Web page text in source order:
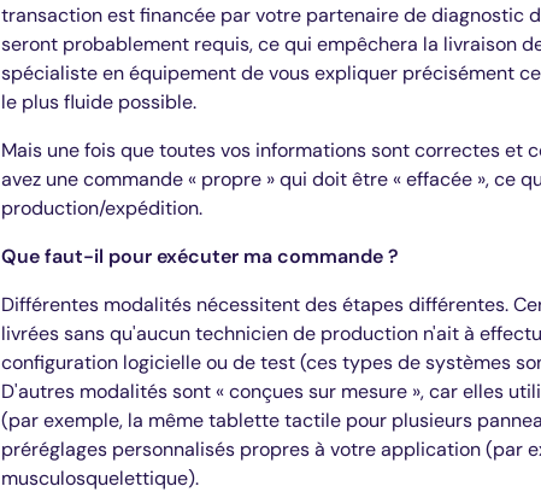
transaction est financée par votre partenaire de diagnostic
seront probablement requis, ce qui empêchera la livraison
spécialiste en équipement de vous expliquer précisément
le plus fluide possible.
Mais une fois que toutes vos informations sont correctes et
avez une commande « propre » qui doit être « effacée », ce
production/expédition.
Que faut-il pour exécuter ma commande ?
Différentes modalités nécessitent des étapes différentes.
livrées sans qu'aucun technicien de production n'ait à
configuration logicielle ou de test (ces types de systèmes
D'autres modalités sont « conçues sur mesure », car elles
(par exemple, la même tablette tactile pour plusieurs
préréglages personnalisés propres à votre application (par
musculosquelettique).